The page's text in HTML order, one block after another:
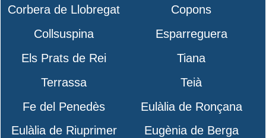
Corbera de Llobregat
Copons
Collsuspina
Esparreguera
Els Prats de Rei
Tiana
Terrassa
Teià
Fe del Penedès
Eulàlia de Ronçana
Eulàlia de Riuprimer
Eugènia de Berga